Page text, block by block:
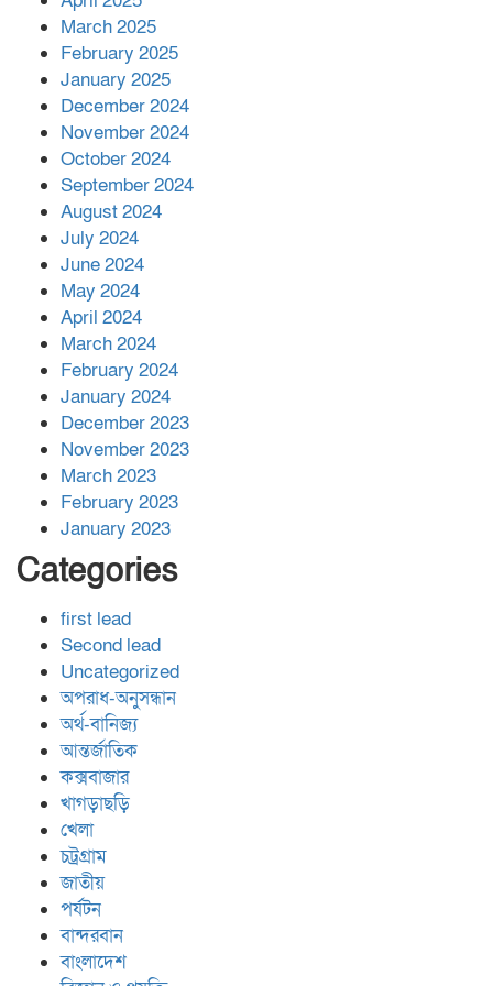
সহায়তা দিলেন সাচিং প্রু জেরী
March 2025
February 2025
January 2025
December 2024
November 2024
October 2024
September 2024
August 2024
July 2024
June 2024
May 2024
April 2024
March 2024
February 2024
January 2024
December 2023
November 2023
March 2023
February 2023
January 2023
Categories
first lead
Second lead
Uncategorized
অপরাধ-অনুসন্ধান
অর্থ-বানিজ্য
আন্তর্জাতিক
কক্সবাজার
খাগড়াছড়ি
খেলা
চট্রগ্রাম
জাতীয়
পর্যটন
বান্দরবান
বাংলাদেশ